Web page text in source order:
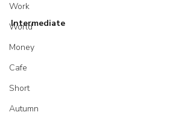
Work
World
Money
Cafe
Short
Autumn
Intermediate